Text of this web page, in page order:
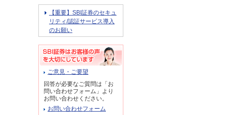
【重要】SBI証券のセキュ
リティ/認証サービス導入
のお願い
ご意見・ご要望
回答が必要なご質問は「お
問い合わせフォーム」より
お問い合わせください。
お問い合わせフォーム